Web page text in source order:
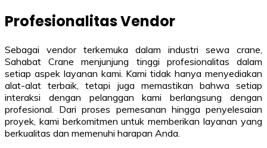
Profesionalitas Vendor
Sebagai vendor terkemuka dalam industri sewa crane,
Sahabat Crane menjunjung tinggi profesionalitas dalam
setiap aspek layanan kami. Kami tidak hanya menyediakan
alat-alat terbaik, tetapi juga memastikan bahwa setiap
interaksi dengan pelanggan kami berlangsung dengan
profesional. Dari proses pemesanan hingga penyelesaian
proyek, kami berkomitmen untuk memberikan layanan yang
berkualitas dan memenuhi harapan Anda.